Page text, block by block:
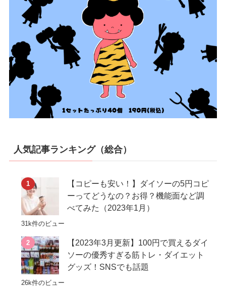
人気記事ランキング（総合）
【コピーも安い！】ダイソーの5円コピ
ーってどうなの？お得？機能面など調
べてみた（2023年1月）
31k件のビュー
【2023年3月更新】100円で買えるダイ
ソーの優秀すぎる筋トレ・ダイエット
グッズ！SNSでも話題
26k件のビュー